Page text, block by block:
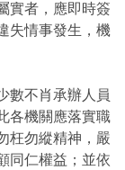
實者，應即時簽
失情事發生，機
數不肖承辦人員
各機關應落實職
枉勿縱精神，嚴
同仁權益；並依